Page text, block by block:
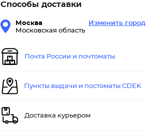
Способы доставки
Москва
Московская область
Изменить город
Почта России и почтоматы
Пункты выдачи и постоматы CDEK
Доставка курьером